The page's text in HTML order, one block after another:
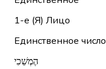
1-е (Я) Лицо
Единственное число
הֶמְשֵׁכִי